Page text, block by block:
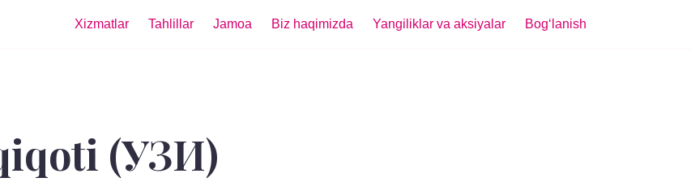
Xizmatlar Tahlillar Jamoa Biz haqimizda Yangiliklar va aksiyalar Bogʻlanish
(УЗИ)